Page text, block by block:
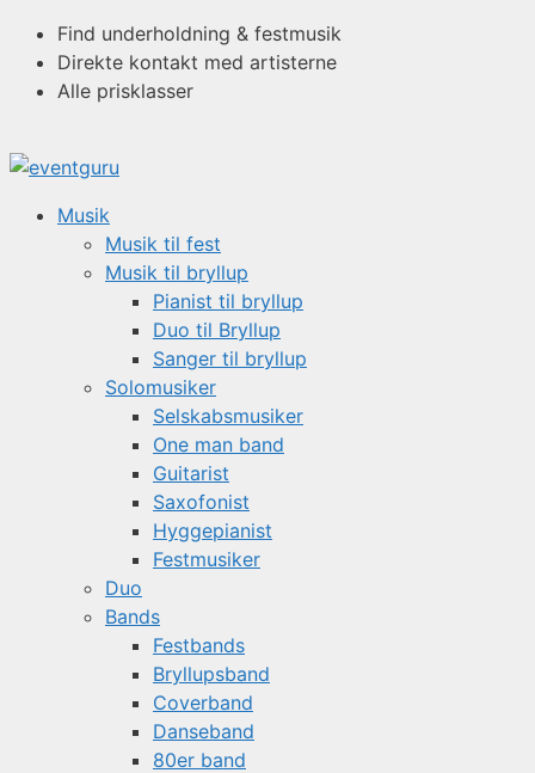
Hop
indhold
Find underholdning & festmusik
Direkte kontakt med artisterne
Alle prisklasser
Musik
Musik til fest
Musik til bryllup
Pianist til bryllup
Duo til Bryllup
Sanger til bryllup
Solomusiker
Selskabsmusiker
One man band
Guitarist
Saxofonist
Hyggepianist
Festmusiker
Duo
Bands
Festbands
Bryllupsband
Coverband
Danseband
80er band